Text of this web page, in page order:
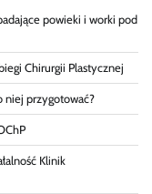
powieki i worki pod
Chirurgii Plastycznej
niej przygotować?
Klinik